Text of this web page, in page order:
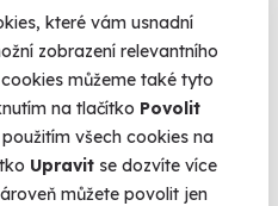
které vám usnadní
zobrazení relevantního
můžeme také tyto
na tlačítko Povolit
všech cookies na
Upravit se dozvíte více
můžete povolit jen
letech